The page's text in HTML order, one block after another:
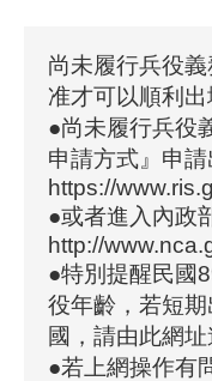
尚未履行兵役
准才可以順利出
●尚未履行兵役
申請方式』申
https://
●或者進入內政
http://
●特別提醒民國
役年齡，若短
國，請由此網
●若上網操作有